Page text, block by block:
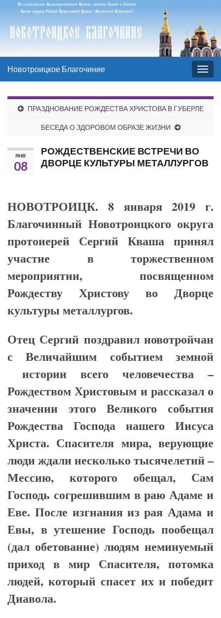
Вкл/
выкл
Новотроицкое Благочиние
ПРАЗДНОВАНИЕ РОЖДЕСТВА ХРИСТОВА В ГУБЕРЛЕ
БЕСЕДА О ЗДОРОВОМ ОБРАЗЕ ЖИЗНИ
ЯНВ
08
РОЖДЕСТВЕНСКИЕ ВСТРЕЧИ ВО
ДВОРЦЕ КУЛЬТУРЫ МЕТАЛЛУРГОВ
НОВОТРОИЦК. 8 января 2019 г.
Благочинный Новотроицкого округа
протоиерей Сергий Кваша принял
участие в торжественном
мероприятии, посвященном
Рождеству Христову во Дворце
культуры металлургов.
Отец Сергий поздравил новотройчан
с Величайшим событием земной
истории всего человечества –
Рождеством Христовым и рассказал о
значении этого Великого события
Рождества Господа нашего Иисуса
Христа. Спасителя мира, верующие
люди ждали несколько тысячелетий –
Мессию, которого обещал, Сам
Господь согрешившим в раю Адаме и
Еве. После изгнания из рая Адама и
Евы, в утешение Господь пообещал
(дал обетование) людям неминуемый
приход в мир Спасителя, потомка
людей, который спасет их и победит
Диавола.